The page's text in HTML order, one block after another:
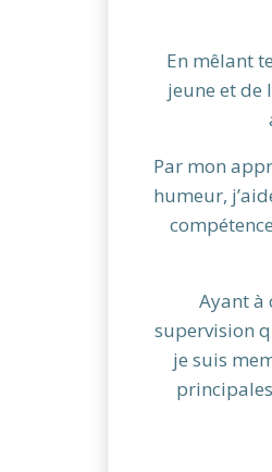
En mêlant
jeune et de
Par mon
humeur,
Ayant à
supervision
je suis